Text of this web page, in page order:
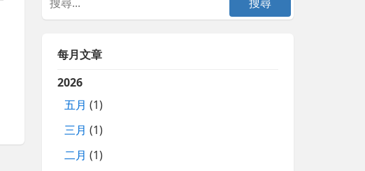
每月文章
2026
五月 (1)
三月 (1)
二月 (1)